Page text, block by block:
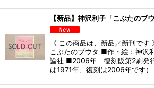
【新品】神沢利子「こぶたのブウ
《 この商品は、新品／新刊です
こぶたのブウタ ■作・絵：神沢
論社 ■2006年 復刻阪第2刷発
は1971年、復刻は2006年です